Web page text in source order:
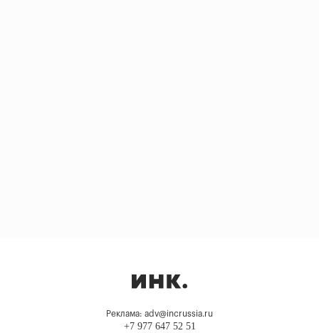
Реклама: adv@incrussia.ru
+7 977 647 52 51